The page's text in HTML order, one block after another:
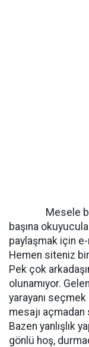
Mesele
başına
paylaşmak için
Hemen siteniz
Pek çok
olunamıyor.
yarayanı
mesajı
Bazen yanlışlık
gönlü hoş,